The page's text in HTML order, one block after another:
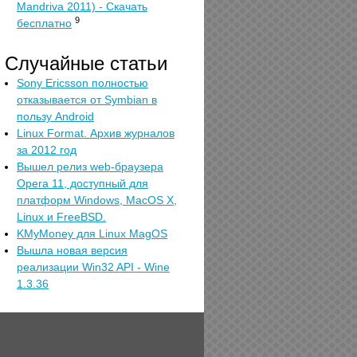
Mandriva 2011) - Скачать
бесплатно 9
Случайные статьи
Sony Ericsson полностью
отказывается от Symbian в
пользу Android
Linux Format. Архив журналов
за 2012 год
Вышел релиз web-браузера
Opera 11, доступный для
платформ Windows, MacOS X,
Linux и FreeBSD.
KMyMoney для Linux MagOS
Вышла новая версия
реализации Win32 API - Wine
1.3.36